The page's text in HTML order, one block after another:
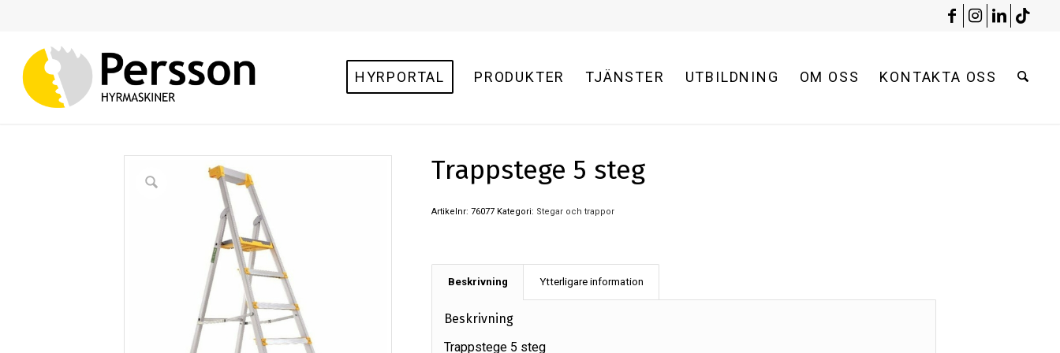
HYRPORTAL PRODUKTER TJÄNSTER UTBILDNING OM OSS KONTAKTA OSS
Trappstege 5 steg
Artikelnr: 76077 Kategori: Stegar och trappor
Beskrivning Ytterligare information
Beskrivning
Trappstege 5 steg